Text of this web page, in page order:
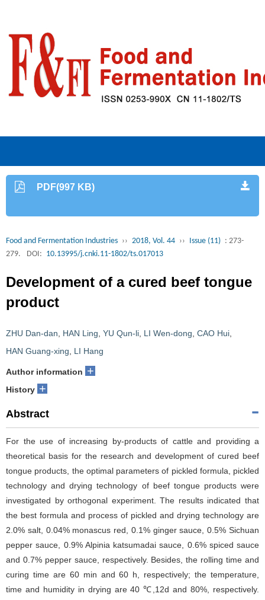
PDF(997 KB)
Food and Fermentation Industries ›› 2018, Vol. 44 ›› Issue (11) : 273-
279.
DOI: 10.13995/j.cnki.11-1802/ts.017013
Development of a cured beef tongue
product
ZHU Dan-dan HAN Ling YU Qun-li LI Wen-dong CAO Hui
HAN Guang-xing
LI Hang
Author information +
History +
Abstract
For the use of increasing by-products of cattle and providing a
theoretical basis for the research and development of cured beef
tongue products, the optimal parameters of pickled formula, pickled
technology and drying technology of beef tongue products were
investigated by orthogonal experiment. The results indicated that
the best formula and process of pickled and drying technology are
2.0% salt, 0.04% monascus red, 0.1% ginger sauce, 0.5% Sichuan
pepper sauce, 0.9% Alpinia katsumadai sauce, 0.6% spiced sauce
and 0.7% pepper sauce, respectively. Besides, the rolling time and
curing time are 60 min and 60 h, respectively; the temperature,
time and humidity in drying are 40 ℃,12d and 80%, respectively.